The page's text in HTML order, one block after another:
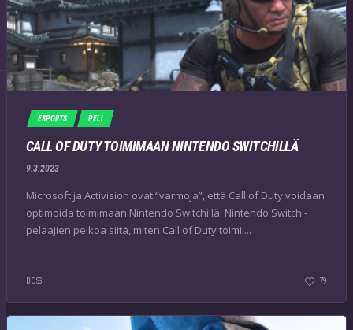
ESPORTS PELI
CALL OF DUTY TOIMIMAAN NINTENDO SWITCHILLÄ
9.3.2023
Microsoft ja Activision ovat “varmoja”, että Call of Duty voidaan
optimoida toimimaan Nintendo Switchillä. Nintendo Switch -
pelaajien pelkoa siitä, miten Call of Duty toimii...
BOSS 79